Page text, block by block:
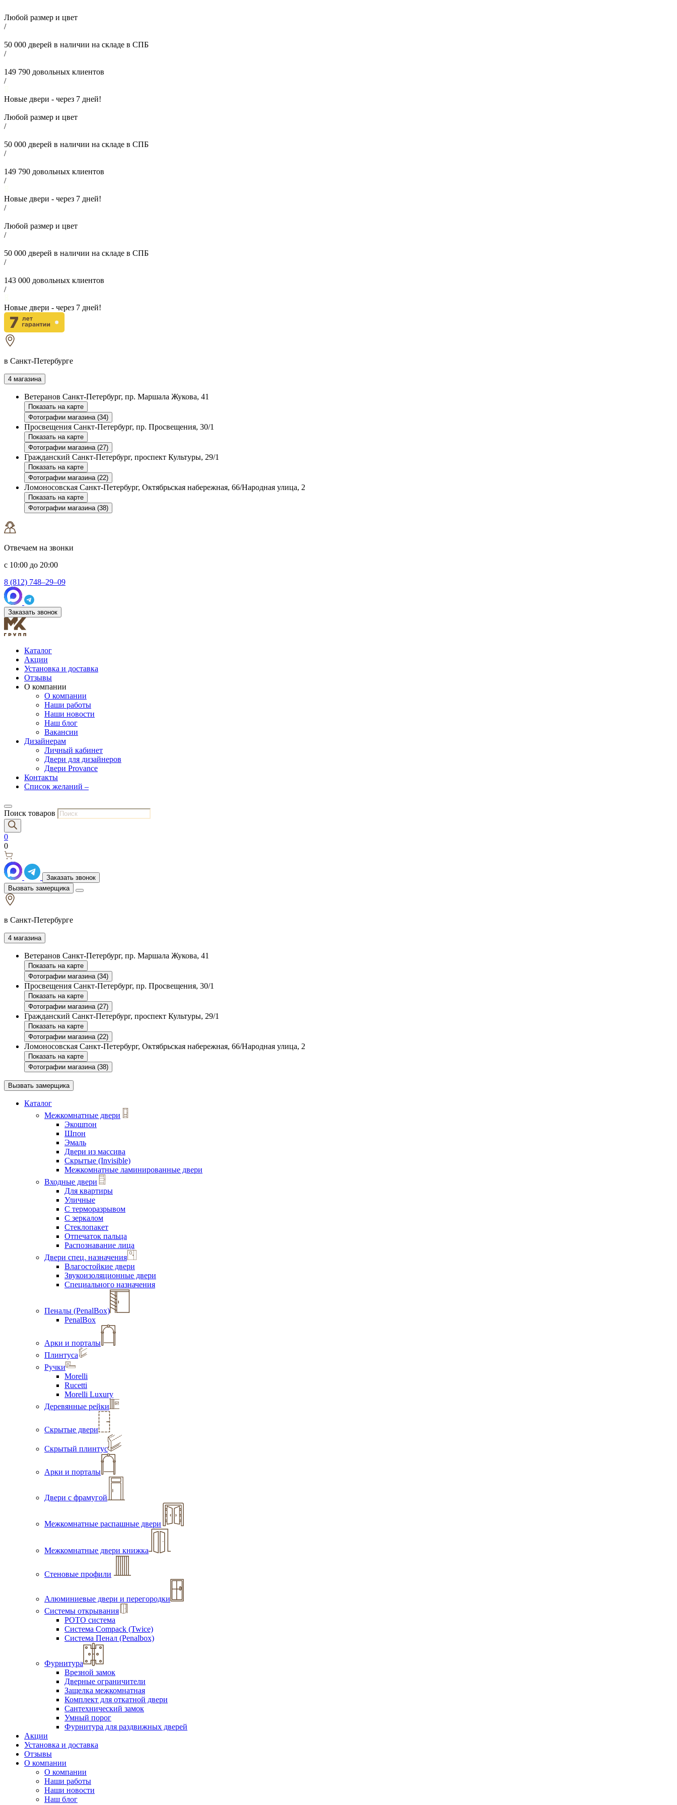
Любой размер и цвет
/
50 000 дверей в наличии на складе в СПБ
/
149 790 довольных клиентов
/
Новые двери - через 7 дней!
Любой размер и цвет
/
50 000 дверей в наличии на складе в СПБ
/
149 790 довольных клиентов
/
Новые двери - через 7 дней!
/
Любой размер и цвет
/
50 000 дверей в наличии на складе в СПБ
/
143 000 довольных клиентов
/
Новые двери - через 7 дней!
в Санкт-Петербурге
4 магазина
Ветеранов Санкт-Петербург, пр. Маршала Жукова, 41
Показать на карте
Фотографии магазина (34)
Просвещения Санкт-Петербург, пр. Просвещения, 30/1
Показать на карте
Фотографии магазина (27)
Гражданский Санкт-Петербург, проспект Культуры, 29/1
Показать на карте
Фотографии магазина (22)
Ломоносовская Санкт-Петербург, Октябрьская набережная, 66/Народная улица, 2
Показать на карте
Фотографии магазина (38)
Отвечаем на звонки
с 10:00 до 20:00
8 (812) 748–29–09
Заказать звонок
Каталог
Акции
Установка и доставка
Отзывы
О компании
О компании
Наши работы
Наши новости
Наш блог
Вакансии
Дизайнерам
Личный кабинет
Двери для дизайнеров
Двери Provance
Контакты
Список желаний –
Поиск товаров
0
0
Заказать звонок
Вызвать замерщика
в Санкт-Петербурге
4 магазина
Ветеранов Санкт-Петербург, пр. Маршала Жукова, 41
Показать на карте
Фотографии магазина (34)
Просвещения Санкт-Петербург, пр. Просвещения, 30/1
Показать на карте
Фотографии магазина (27)
Гражданский Санкт-Петербург, проспект Культуры, 29/1
Показать на карте
Фотографии магазина (22)
Ломоносовская Санкт-Петербург, Октябрьская набережная, 66/Народная улица, 2
Показать на карте
Фотографии магазина (38)
Вызвать замерщика
Каталог
Межкомнатные двери
Экошпон
Шпон
Эмаль
Двери из массива
Скрытые (Invisible)
Межкомнатные ламинированные двери
Входные двери
Для квартиры
Уличные
С терморазрывом
С зеркалом
Стеклопакет
Отпечаток пальца
Распознавание лица
Двери спец. назначения
Влагостойкие двери
Звукоизоляционные двери
Специального назначения
Пеналы (PenalBox)
PenalBox
Арки и порталы
Плинтуса
Ручки
Morelli
Rucetti
Morelli Luxury
Деревянные рейки
Скрытые двери
Скрытый плинтус
Арки и порталы
Двери с фрамугой
Межкомнатные распашные двери
Межкомнатные двери книжка
Стеновые профили
Алюминиевые двери и перегородки
Системы открывания
РОТО система
Система Compack (Twice)
Система Пенал (Penalbox)
Фурнитура
Врезной замок
Дверные ограничители
Защелка межкомнатная
Комплект для откатной двери
Сантехнический замок
Умный порог
Фурнитура для раздвижных дверей
Акции
Установка и доставка
Отзывы
О компании
О компании
Наши работы
Наши новости
Наш блог